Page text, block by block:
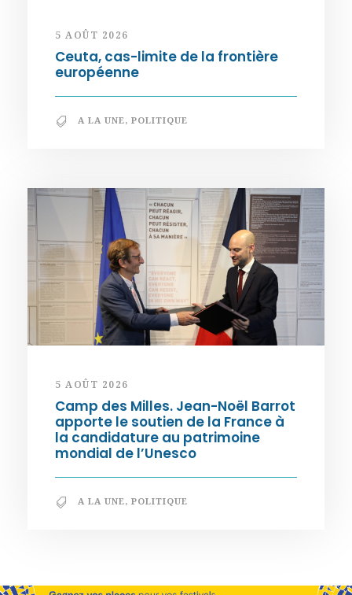
5 AOÛT 2026
Ceuta, cas-limite de la frontière
européenne
A LA UNE, POLITIQUE
5 AOÛT 2026
Camp des Milles. Jean-Noël Barrot
apporte le soutien de la France à
la candidature au patrimoine
mondial de l’Unesco
A LA UNE, POLITIQUE